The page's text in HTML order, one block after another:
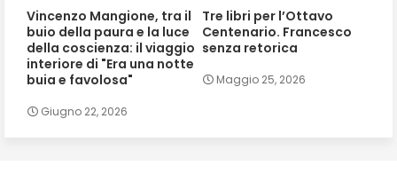
Vincenzo Mangione, tra il
buio della paura e la luce
della coscienza: il viaggio
interiore di "Era una notte
buia e favolosa"
Giugno 22, 2026
Tre libri per l’Ottavo
Centenario. Francesco
senza retorica
Maggio 25, 2026